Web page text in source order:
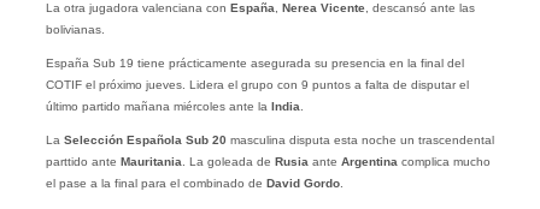
La otra jugadora valenciana con España, Nerea Vicente, descansó ante las
bolivianas.
España Sub 19 tiene prácticamente asegurada su presencia en la final del
COTIF el próximo jueves. Lidera el grupo con 9 puntos a falta de disputar el
último partido mañana miércoles ante la India.
La Selección Española Sub 20 masculina disputa esta noche un trascendental
parttido ante Mauritania. La goleada de Rusiaante Argentinacomplica mucho
el pase a la final para el combinado de David Gordo.